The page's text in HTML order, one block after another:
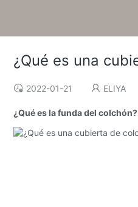
¿Qué es una
2022-01-21 ELIYA
¿Qué es la funda del colchón?